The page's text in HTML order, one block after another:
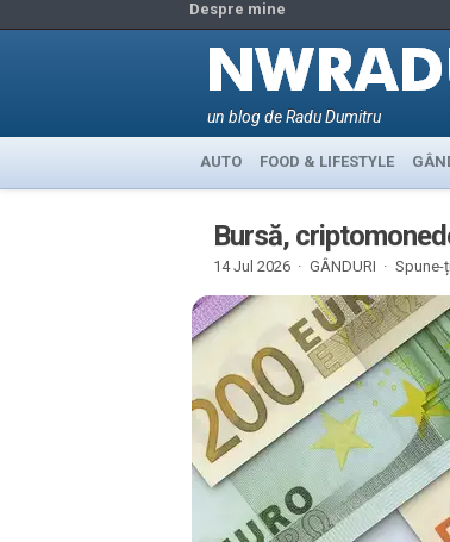
Despre mine
un blog de Radu Dumitru
AUTO FOOD & LIFESTYLE
Bursă,
14 Jul 2026 · GÂNDURI · Spune-